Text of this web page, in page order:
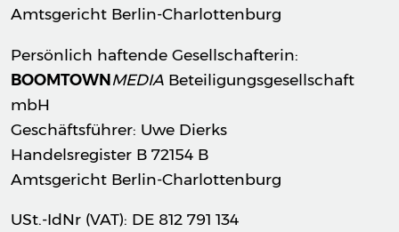
Amtsgericht Berlin-Charlottenburg
Persönlich haftende Gesellschafterin:
BOOMTOWNMEDIABeteiligungsgesellschaft
mbH
Geschäftsführer: Uwe Dierks
Handelsregister B 72154 B
Amtsgericht Berlin-Charlottenburg
USt.-IdNr (VAT): DE 812 791 134